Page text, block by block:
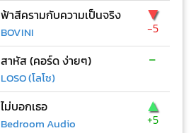
ฟ้าสีครามกับความเป็นจริง
BOVINI
▼
-5
สาหัส (คอร์ด ง่ายๆ)
LOSO (โลโซ)
-
ไม่บอกเธอ
Bedroom Audio
▲
+5